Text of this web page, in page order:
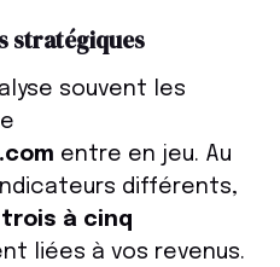
stratégiques
souvent les
entre en jeu. Au
différents,
trois à cinq
liées à vos revenus.